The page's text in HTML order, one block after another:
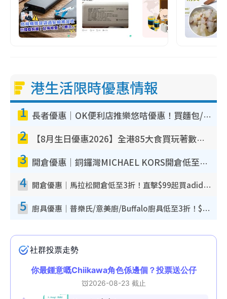
港生活限時優惠情報
1 長者優惠｜OK便利店推樂悠咭優惠！買麵包/牛奶/保健品拍卡即減
2 【8月生日優惠2026】全港85大食買玩著數攻略 自助餐/火鍋放題同行免費＋誠品/DONKI送現金券
3 開倉優惠｜銅鑼灣MICHAEL KORS開倉低至17折！直擊$500起買手袋/銀包/鞋款 必買經典Jet Set系列
4 開倉優惠｜馬拉松開倉低至3折！直擊$99起買adidas／New Balance／Puma鞋款 STANLEY保溫杯劈價至$119起
5 廚具優惠｜普樂氏/意美廚/Buffalo廚具低至3折！$89起買煎鍋／炒鑊／個人鍋 同場小家電激減至$99起